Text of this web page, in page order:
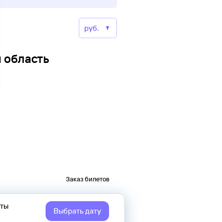
Заказ билетов
Выбрать дату